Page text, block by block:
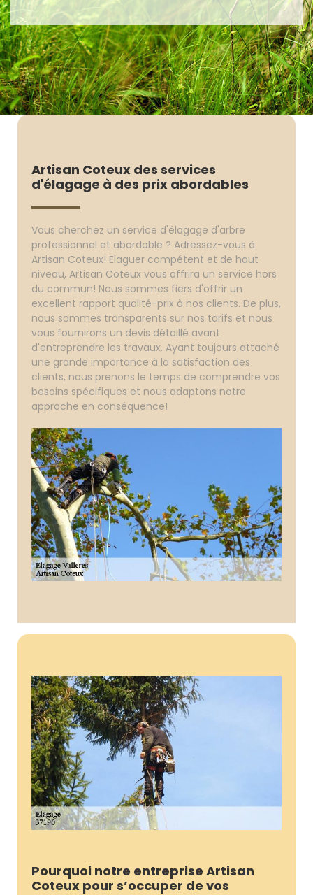
Artisan Coteux des services
d'élagage à des prix abordables
Vous cherchez un service d'élagage d'arbre
professionnel et abordable ? Adressez-vous à
Artisan Coteux! Elaguer compétent et de haut
niveau, Artisan Coteux vous offrira un service hors
du commun! Nous sommes fiers d'offrir un
excellent rapport qualité-prix à nos clients. De plus,
nous sommes transparents sur nos tarifs et nous
vous fournirons un devis détaillé avant
d'entreprendre les travaux. Ayant toujours attaché
une grande importance à la satisfaction des
clients, nous prenons le temps de comprendre vos
besoins spécifiques et nous adaptons notre
approche en conséquence!
Pourquoi notre entreprise Artisan
Coteux pour s’occuper de vos